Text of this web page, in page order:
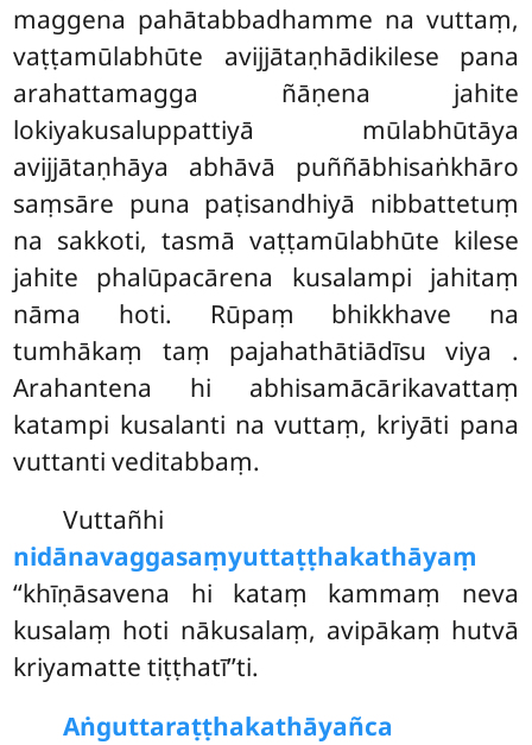
maggena pahātabbadhamme na vuttaṃ,
vaṭṭamūlabhūte avijjātaṇhādikilese pana
arahattamagga ñāṇena jahite
lokiyakusaluppattiyā mūlabhūtāya
avijjātaṇhāya abhāvā puññābhisaṅkhāro
saṃsāre puna paṭisandhiyā nibbattetuṃ
na sakkoti, tasmā vaṭṭamūlabhūte kilese
jahite phalūpacārena kusalampi jahitaṃ
nāma hoti. Rūpaṃ bhikkhave na
tumhākaṃ taṃ pajahathātiādīsu viya .
Arahantena hi abhisamācārikavattaṃ
katampi kusalanti na vuttaṃ, kriyāti pana
vuttanti veditabbaṃ.
Vuttañhi
nidānavaggasaṃyuttaṭṭhakathāyaṃ
‘‘khīṇāsavena hi kataṃ kammaṃ neva
kusalaṃ hoti nākusalaṃ, avipākaṃ hutvā
kriyamatte tiṭṭhatī’’ti.
Aṅguttaraṭṭhakathāyañca